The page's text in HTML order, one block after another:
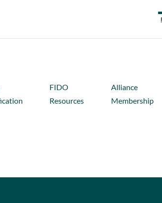
FIDO
Resources
Alliance
Membership